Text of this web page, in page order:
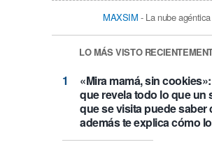
MAXSIM - La nube agéntica
LO MÁS VISTO
«Mira mamá, sin
que revela todo lo que un
que se visita puede saber
además te explica cómo